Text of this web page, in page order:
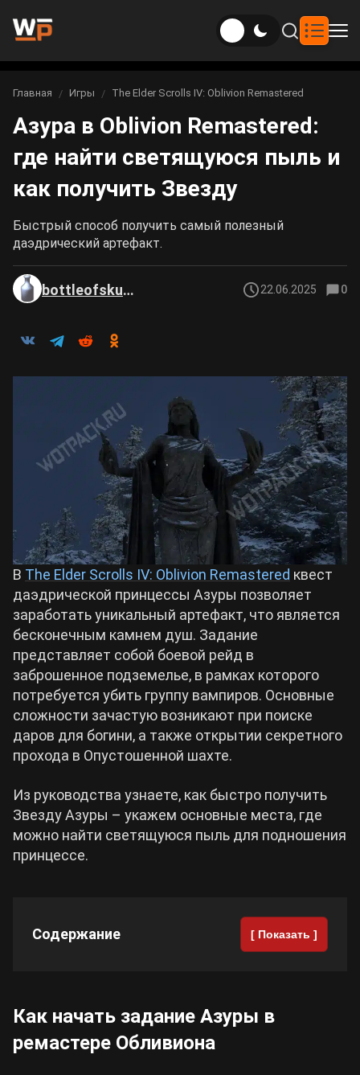
Новости
Новости Genshin Impact
Новости Honkai: Star Rail
Новости Zenless Zone Zero
Игры
Genshin Impact
Gothic 1 Remake
Crimson Desert
Zenless Zone Zero
Kingdom Come: Deliverance 2
Path of Exile 2
Wuthering Waves
Roblox
Hogwarts Legacy
Cyberpunk 2077
Все игры
Билды
Билды Genshin Impact
Билды Honkai: Star Rail
Билды Zenless Zone Zero
Билды Neverness to Everness
Билды Arknights: Endfield
Билды Wuthering Waves
Билды Cyberpunk 2077
Билды Path of Exile 2
Интересное
Рейтинги
Аниме
Фильмы и сериалы
Вы здесь:
Главная Игры The Elder Scrolls IV: Oblivion Remastered
Азура в Oblivion Remastered:
где найти светящуюся пыль и
как получить Звезду
Быстрый способ получить самый полезный
даэдрический артефакт.
bottleofskuma 22.06.2025 0
В The Elder Scrolls IV: Oblivion Remastered квест
даэдрической принцессы Азуры позволяет
заработать уникальный артефакт, что является
бесконечным камнем душ. Задание
представляет собой боевой рейд в
заброшенное подземелье, в рамках которого
потребуется убить группу вампиров. Основные
сложности зачастую возникают при поиске
даров для богини, а также открытии секретного
прохода в Опустошенной шахте.
Из руководства узнаете, как быстро получить
Звезду Азуры – укажем основные места, где
можно найти светящуюся пыль для подношения
принцессе.
Содержание [ Показать ]
Как начать задание Азуры в
ремастере Обливиона